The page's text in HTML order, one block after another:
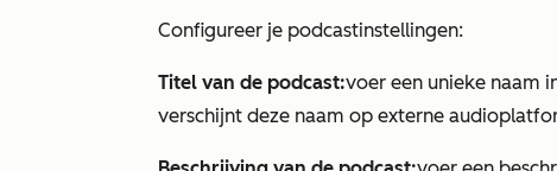
Configureer je podcastinstellingen:
Titel van de podcast:voer een unieke naam
verschijnt deze naam op externe